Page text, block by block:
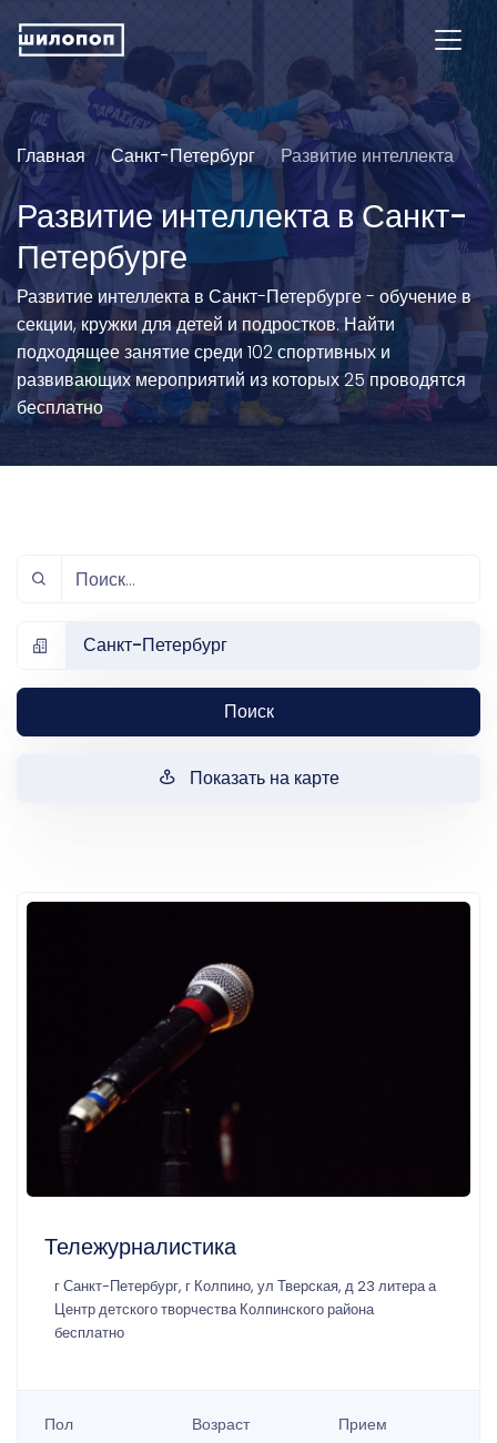
Главная Санкт-Петербург Развитие интеллекта
Развитие интеллекта в Санкт-
Петербурге
Развитие интеллекта в Санкт-Петербурге - обучение в
секции, кружки для детей и подростков. Найти
подходящее занятие среди 102 спортивных и
развивающих мероприятий из которых 25 проводятся
бесплатно
Санкт-Петербург
Поиск
Показать на карте
Тележурналистика
г Санкт-Петербург, г Колпино, ул Тверская, д 23 литера а
Центр детского творчества Колпинского района
бесплатно
Пол Возраст Прием